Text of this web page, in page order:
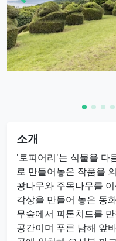
소개
'토피어리'는 식물을 다
로 만들어놓은 작품을
꽝나무와 주목나무를
각상을 만들어 놓은 동
무숲에서 피톤치드를
공간이며 푸른 남해 앞